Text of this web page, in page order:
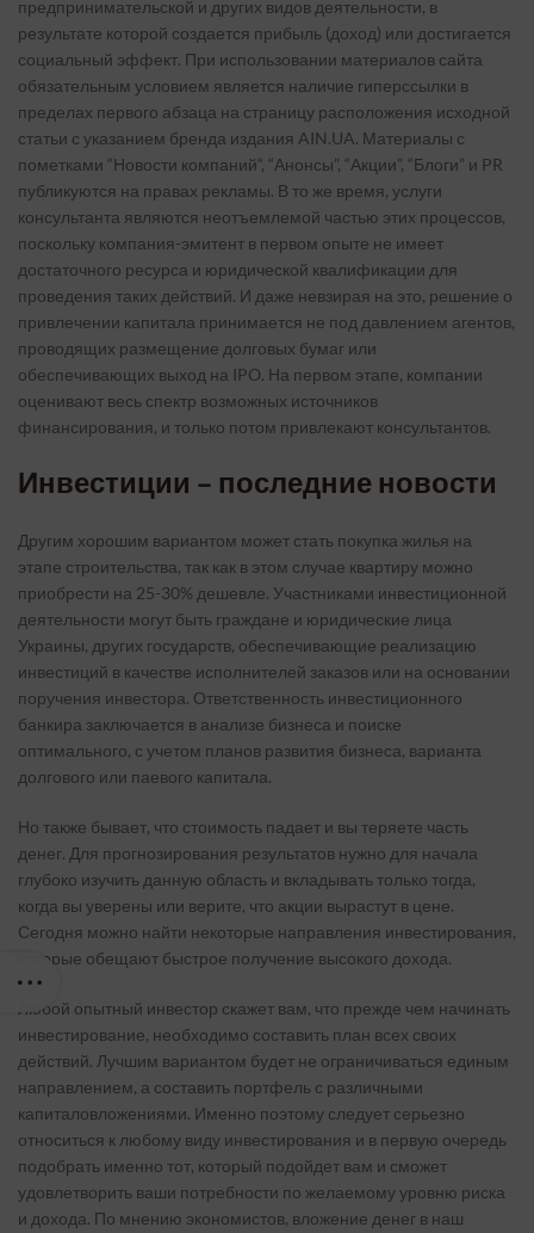
предпринимательской и других видов деятельности, в
результате которой создается прибыль (доход) или достигается
социальный эффект. При использовании материалов сайта
обязательным условием является наличие гиперссылки в
пределах первого абзаца на страницу расположения исходной
статьи с указанием бренда издания AIN.UA. Материалы с
пометками “Новости компаний“, “Анонсы”, “Акции”, “Блоги” и PR
публикуются на правах рекламы. В то же время, услуги
консультанта являются неотъемлемой частью этих процессов,
поскольку компания-эмитент в первом опыте не имеет
достаточного ресурса и юридической квалификации для
проведения таких действий. И даже невзирая на это, решение о
привлечении капитала принимается не под давлением агентов,
проводящих размещение долговых бумаг или
обеспечивающих выход на IPO. На первом этапе, компании
оценивают весь спектр возможных источников
финансирования, и только потом привлекают консультантов.
Инвестиции – последние новости
Другим хорошим вариантом может стать покупка жилья на
этапе строительства, так как в этом случае квартиру можно
приобрести на 25-30% дешевле. Участниками инвестиционной
деятельности могут быть граждане и юридические лица
Украины, других государств, обеспечивающие реализацию
инвестиций в качестве исполнителей заказов или на основании
поручения инвестора. Ответственность инвестиционного
банкира заключается в анализе бизнеса и поиске
оптимального, с учетом планов развития бизнеса, варианта
долгового или паевого капитала.
Но также бывает, что стоимость падает и вы теряете часть
денег. Для прогнозирования результатов нужно для начала
глубоко изучить данную область и вкладывать только тогда,
когда вы уверены или верите, что акции вырастут в цене.
Сегодня можно найти некоторые направления инвестирования,
которые обещают быстрое получение высокого дохода.
Любой опытный инвестор скажет вам, что прежде чем начинать
инвестирование, необходимо составить план всех своих
действий. Лучшим вариантом будет не ограничиваться единым
направлением, а составить портфель с различными
капиталовложениями. Именно поэтому следует серьезно
относиться к любому виду инвестирования и в первую очередь
подобрать именно тот, который подойдет вам и сможет
удовлетворить ваши потребности по желаемому уровню риска
и дохода. По мнению экономистов, вложение денег в наш